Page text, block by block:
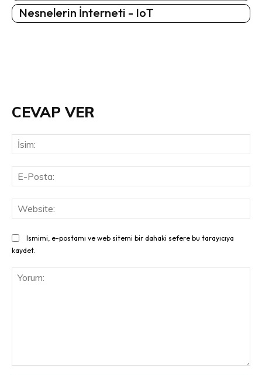
Nesnelerin İnterneti - IoT
CEVAP VER
Ismimi, e-postamı ve web sitemi bir dahaki sefere bu tarayıcıya
kaydet.